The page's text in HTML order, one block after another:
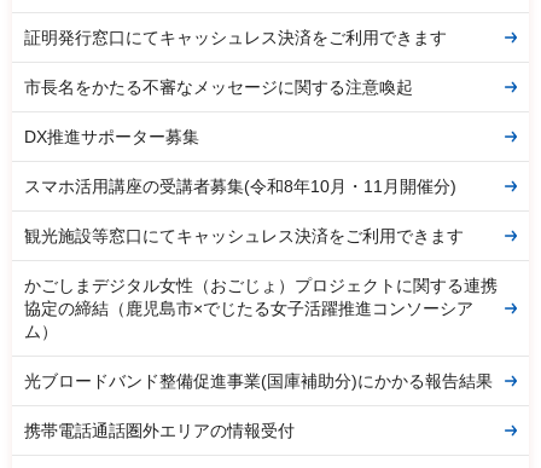
証明発行窓口にてキャッシュレス決済をご利用できます
市長名をかたる不審なメッセージに関する注意喚起
DX推進サポーター募集
スマホ活用講座の受講者募集(令和8年10月・11月開催分)
観光施設等窓口にてキャッシュレス決済をご利用できます
かごしまデジタル女性（おごじょ）プロジェクトに関する連携
協定の締結（鹿児島市×でじたる女子活躍推進コンソーシア
ム）
光ブロードバンド整備促進事業(国庫補助分)にかかる報告結果
携帯電話通話圏外エリアの情報受付